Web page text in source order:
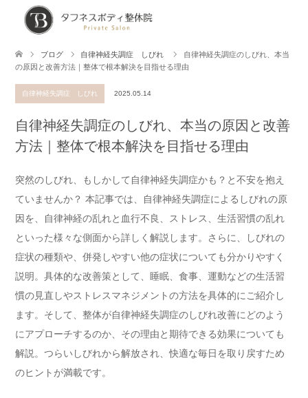
ブログ 自律神経失調症 しびれ
自律神経失調症のしびれ、本当
の原因と改善方法｜整体で根本解決を目指せる理由
自律神経失調症 しびれ 2025.05.14
自律神経失調症のしびれ、本当の原因と改善
方法｜整体で根本解決を目指せる理由
突然のしびれ、もしかして自律神経失調症かも？と不安を抱え
ていませんか？ 本記事では、自律神経失調症によるしびれの原
因を、自律神経の乱れと血行不良、ストレス、生活習慣の乱れ
といった様々な側面から詳しく解説します。さらに、しびれの
症状の種類や、併発しやすい他の症状についても分かりやすく
説明。具体的な改善策として、睡眠、食事、運動などの生活習
慣の見直しやストレスマネジメントの方法を具体的にご紹介し
ます。そして、整体が自律神経失調症のしびれ改善にどのよう
にアプローチするのか、その理由と期待できる効果についても
解説。つらいしびれから解放され、快適な毎日を取り戻すため
のヒントが満載です。